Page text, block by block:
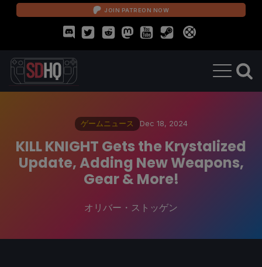
JOIN PATREON NOW
ゲームニュース Dec 18, 2024
KILL KNIGHT Gets the Krystalized
Update, Adding New Weapons,
Gear & More!
オリバー・ストッゲン